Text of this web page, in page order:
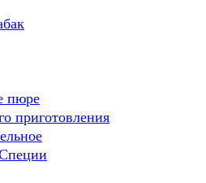
пюре
приготовления